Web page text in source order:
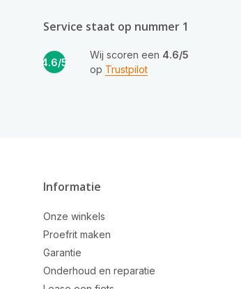
Service staat op nummer 1
4.6/5
Wij scoren een 4.6/5
op Trustpilot
Informatie
Onze winkels
Proefrit maken
Garantie
Onderhoud en reparatie